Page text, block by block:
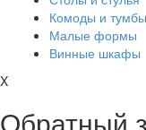
Комоды и тумбы
Малые формы
Винные шкафы
X
Обратный